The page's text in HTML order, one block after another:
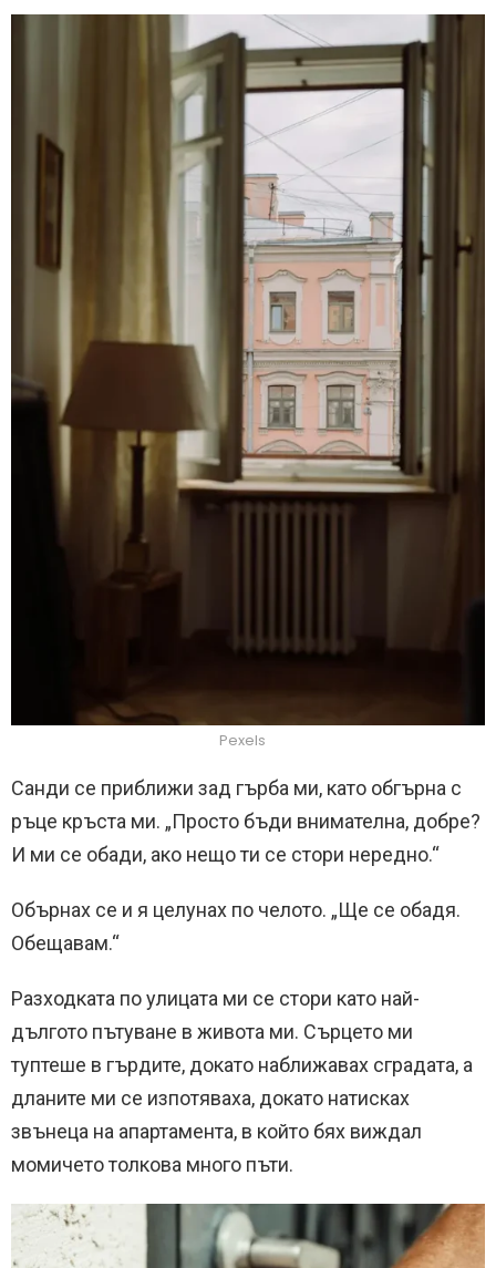
Pexels
Санди се приближи зад гърба ми, като обгърна с
ръце кръста ми. „Просто бъди внимателна, добре?
И ми се обади, ако нещо ти се стори нередно.“
Обърнах се и я целунах по челото. „Ще се обадя.
Обещавам.“
Разходката по улицата ми се стори като най-
дългото пътуване в живота ми. Сърцето ми
туптеше в гърдите, докато наближавах сградата, а
дланите ми се изпотяваха, докато натисках
звънеца на апартамента, в който бях виждал
момичето толкова много пъти.